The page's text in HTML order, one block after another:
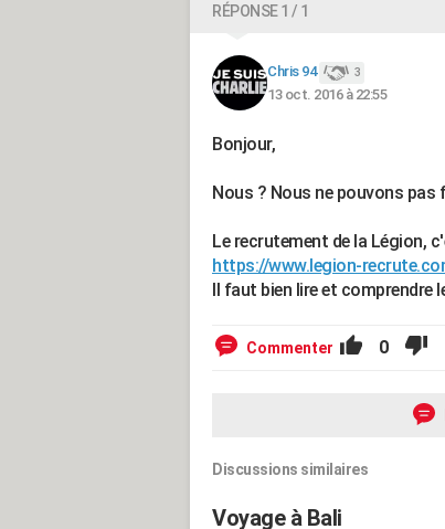
RÉPONSE 1 / 1
Chris 94 3
13 oct. 2016 à 22:55
Bonjour,
Nous ? Nous ne pouvons
Le recrutement de la Légion,
https://www.legion-
Il faut bien lire et comprendre
Commenter 0
Discussions similaires
Voyage à Bali